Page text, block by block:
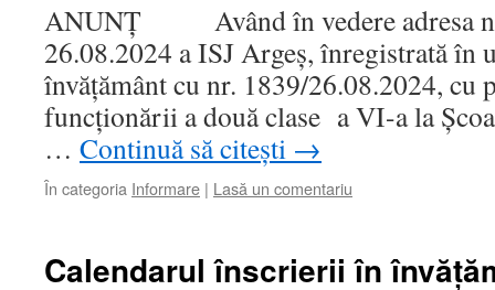
ANUNȚ Având în vedere adresa
26.08.2024 a ISJ Argeș, înregistrată în
învățământ cu nr. 1839/26.08.2024, cu
funcționării a două clase a VI-a la
… Continuă să citești →
În categoria Informare | Lasă un comentariu
Calendarul înscrierii în